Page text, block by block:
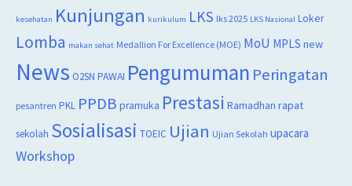
kesehatan Kunjungan kurikulum LKS lks 2025 LKS Nasional Loker
Lomba makan sehat Medallion For Excellence (MOE) MoU MPLS new
News O2SN PAWAI Pengumuman Peringatan
pesantren PKL PPDB pramuka Prestasi Ramadhan rapat
sekolah Sosialisasi TOEIC Ujian Ujian Sekolah upacara
Workshop